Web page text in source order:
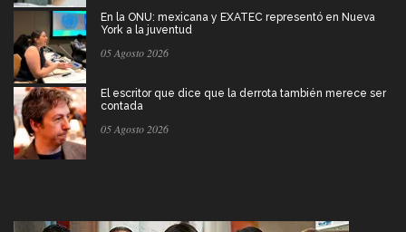
En la ONU: mexicana y EXATEC representó en Nueva
York a la juventud
05 Agosto 2026
El escritor que dice que la derrota también merece ser
contada
05 Agosto 2026